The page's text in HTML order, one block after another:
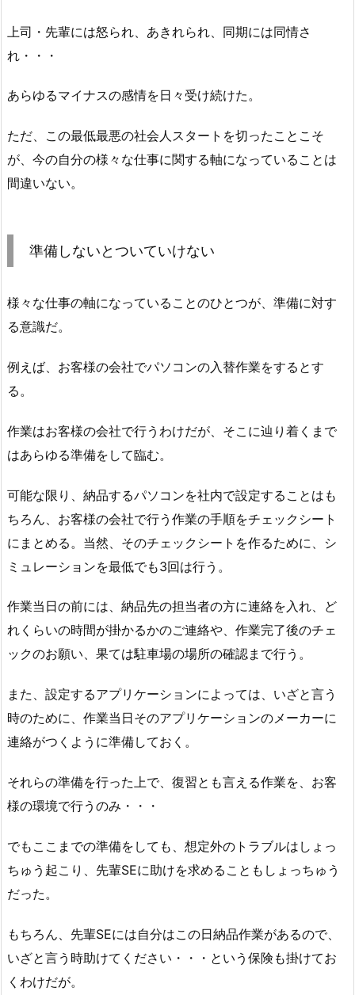
上司・先輩には怒られ、あきれられ、同期には同情さ
れ・・・
あらゆるマイナスの感情を日々受け続けた。
ただ、この最低最悪の社会人スタートを切ったことこそ
が、今の自分の様々な仕事に関する軸になっていることは
間違いない。
準備しないとついていけない
様々な仕事の軸になっていることのひとつが、準備に対す
る意識だ。
例えば、お客様の会社でパソコンの入替作業をするとす
る。
作業はお客様の会社で行うわけだが、そこに辿り着くまで
はあらゆる準備をして臨む。
可能な限り、納品するパソコンを社内で設定することはも
ちろん、お客様の会社で行う作業の手順をチェックシート
にまとめる。当然、そのチェックシートを作るために、シ
ミュレーションを最低でも3回は行う。
作業当日の前には、納品先の担当者の方に連絡を入れ、ど
れくらいの時間が掛かるかのご連絡や、作業完了後のチェ
ックのお願い、果ては駐車場の場所の確認まで行う。
また、設定するアプリケーションによっては、いざと言う
時のために、作業当日そのアプリケーションのメーカーに
連絡がつくように準備しておく。
それらの準備を行った上で、復習とも言える作業を、お客
様の環境で行うのみ・・・
でもここまでの準備をしても、想定外のトラブルはしょっ
ちゅう起こり、先輩SEに助けを求めることもしょっちゅう
だった。
もちろん、先輩SEには自分はこの日納品作業があるので、
いざと言う時助けてください・・・という保険も掛けてお
くわけだが。